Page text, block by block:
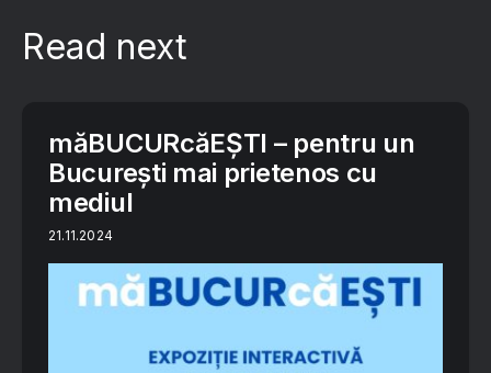
Read next
măBUCURcăEȘTI – pentru un
București mai prietenos cu
mediul
21.11.2024